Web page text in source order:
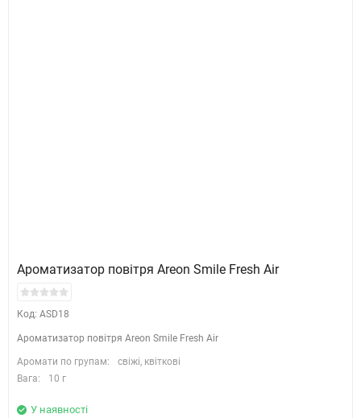
Ароматизатор повітря Areon Smile Fresh Air
Код: ASD18
Ароматизатор повітря Areon Smile Fresh Air
Аромати по групам:
свіжі, квіткові
Вага:
10 г
У наявності